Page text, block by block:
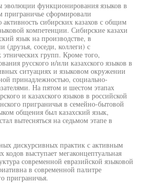
эволюции функционирования языков в
приграничье сформировали
сибирских казахов с общим
компетенции. Сибирские казахи
язык на производстве, в
соседи, коллеги) с
этнических групп. Кроме того,
русского и/или казахского языков в
ситуациях и языковом окружении
принадлежностью, социально-
На пятом и шестом этапах
и казахского языков в российской
приграничья в семейно-бытовой
общения был казахский язык,
вытесняться на седьмом этапе в
дискурсивных практик с активным
выступает мегаконцептуальная
современной евразийской языковой
в современной палитре
приграничья.